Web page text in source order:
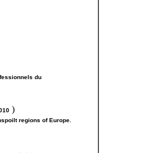
du
)
regions of Europe.